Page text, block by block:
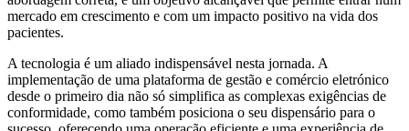
mercado em crescimento e com um impacto positivo na vida dos
pacientes.
A tecnologia é um aliado indispensável nesta jornada. A
implementação de uma plataforma de gestão e comércio eletrónico
desde o primeiro dia não só simplifica as complexas exigências de
conformidade, como também posiciona o seu dispensário para o